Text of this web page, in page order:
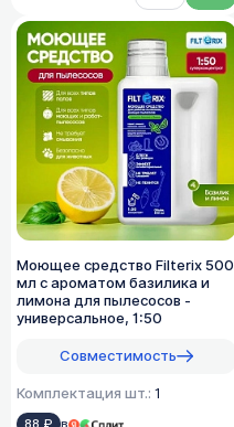
Моющее средство Filterix 500
мл с ароматом базилика и
лимона для пылесосов -
универсальное, 1:50
Совместимость
Комплектация шт.: 1